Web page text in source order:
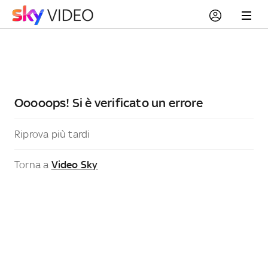
Ooooops! Si è verificato un errore
Riprova più tardi
Torna a Video Sky